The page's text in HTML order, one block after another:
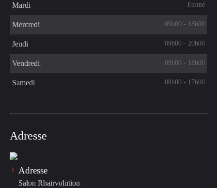
Mardi Fermé
Mercredi 09h00 - 18h00
Jeudi 09h00 - 20h00
Vendredi 09h00 - 18h00
Samedi 08h00 - 17h00
Adresse
Adresse
Salon Rhairvolution